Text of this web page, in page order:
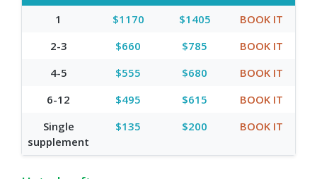
1 $1170 $1405
BOOK IT
2-3
$660 $785
BOOK IT
4-5
$555 $680
BOOK IT
6-12
$495 $615
BOOK IT
Single
supplement
$135 $200 BOOK IT